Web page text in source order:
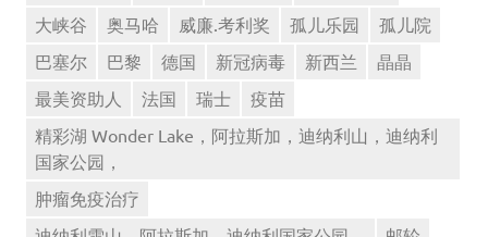
大峡谷
奥马哈 威廉.考利奖 孤儿乐园
孤儿院
巴塞尔
巴黎 德国 新冠病毒 新西兰
晶晶
最美资助人
法国 瑞士
疫苗
精彩湖 Wonder Lake，阿拉斯加，迪纳利山，迪纳利
国家公园，
肿瘤免疫治疗